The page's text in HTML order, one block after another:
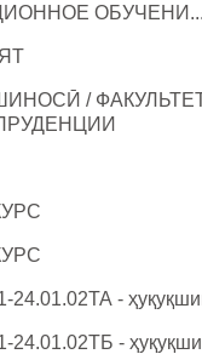
ОБУЧЕНИ...
/
24.01.02ТА -
24.01.02ТБ -